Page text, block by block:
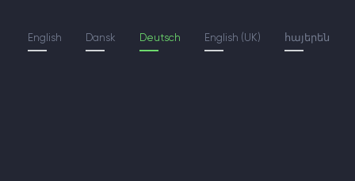
հայերեն
English (UK)
Deutsch
Dansk
English